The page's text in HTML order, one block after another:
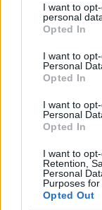
not limited to
grant or deny
use your data
consent section.
I want to
personal
Opted In
I want to
Personal
Opted In
I want to
Personal
Opted In
I want to
Retention,
Personal
Purposes for
Opted Out
Condividi
F
a
ce
b
o
o
k
w
it
te
r
NOTIZIE RECENTI